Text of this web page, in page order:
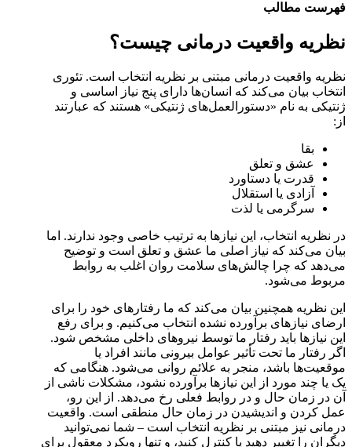
فهرست مطالب
نظریه واقعیت درمانی چیست؟
نظریه واقعیت درمانی مبتنی بر نظریه انتخاب است. تئوری
انتخاب بیان می‌کند که انسان‌ها دارای پنج نیاز اساسی و
ژنتیکی به نام «دستورالعمل‌های ژنتیکی» هستند که عبارتند
از:
بقا
عشق و تعلق
قدرت یا دستاورد
آزادی یا استقلال
سرگرمی یا لذت
در نظریه انتخاب، این نیازها به ترتیب خاصی وجود ندارند. اما
بیان می‌کند که نیاز اصلی ما عشق و تعلق است و توضیح
می‌دهد که چرا چالش‌های سلامت روان اغلب به روابط
مربوط می‌شود.
این نظریه همچنین بیان می‌کند که ما رفتارهای خود را برای
ارضای نیازهای برآورده نشده انتخاب می‌کنیم. و برای رفع
این نیازها باید رفتار ما توسط نیروهای داخلی مشخص شود.
اگر رفتار ما تحت تأثیر عوامل بیرونی مانند افراد یا
موقعیت‌ها باشد، منجر به علائم روانی می‌شود. هنگامی که
یک یا چند مورد از این نیازها برآورده نشود، مشکلات ناشی از
آن در زمان حال و در روابط فعلی رخ می‌دهد. از این رو،
عمل کردن و اندیشیدن در زمان حال منطقی است. واقعیت
درمانی نیز مبتنی بر نظریه انتخاب است – شما نمی‌توانید
دیگران را تغییر دهید یا کنترل کنید، و تنها رویکرد معقول برای